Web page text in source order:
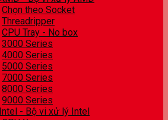
Chọn theo Socket
Threadripper
CPU Tray - No box
3000 Series
4000 Series
5000 Series
7000 Series
8000 Series
9000 Series
- Bộ vi xử lý Intel